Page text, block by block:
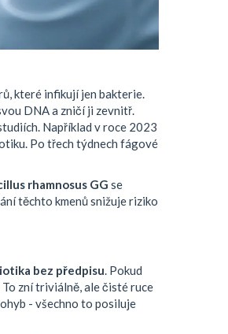
které infikují jen bakterie.
DNA a zničí ji zevnitř.
Například v roce 2023
Po třech týdnech fágové
rhamnosus GG se
těchto kmenů snižuje riziko
bez předpisu. Pokud
To zní triviálně, ale čisté ruce
- všechno to posiluje